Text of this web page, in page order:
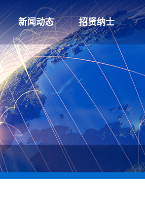
新闻动态
企业新闻
行业动态
招贤纳士
人才招聘
薪酬福利